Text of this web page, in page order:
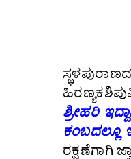
ಶ್ರೀಹರಿ
ಕಂಬದಲ್ಲೂ
ರಕ್ಷಣೆಗಾಗಿ